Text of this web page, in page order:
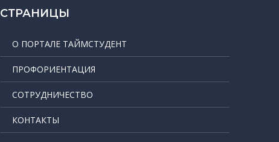
СТРАНИЦЫ
О ПОРТАЛЕ ТАЙМСТУДЕНТ
ПРОФОРИЕНТАЦИЯ
СОТРУДНИЧЕСТВО
КОНТАКТЫ